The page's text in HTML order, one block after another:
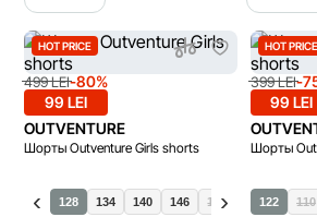
HOT PRICE
499 LEI-80%
99 LEI
OUTVENTURE
Шорты Outventure Girls shorts
128 134 140 146 158
HOT PRICE
399 LEI-
99 LEI
Шорты
122 110